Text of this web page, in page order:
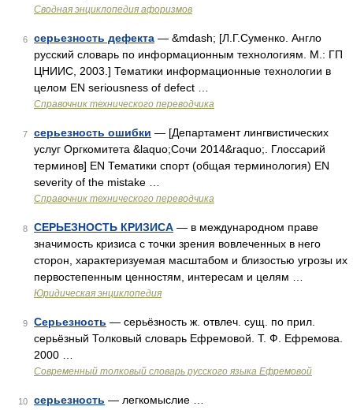
Сводная энциклопедия афоризмов
6 серьезность дефекта — &mdash; [Л.Г.Суменко. Англо
русский словарь по информационным технологиям. М.: ГП
ЦНИИС, 2003.] Тематики информационные технологии в
целом EN seriousness of defect …
Справочник технического переводчика
7 серьезность ошибки — [Департамент лингвистических
услуг Оргкомитета &laquo;Сочи 2014&raquo;. Глоссарий
терминов] EN Тематики спорт (общая терминология) EN
severity of the mistake …
Справочник технического переводчика
8 СЕРЬЕЗНОСТЬ КРИЗИСА — в международном праве
значимость кризиса с точки зрения вовлеченных в него
сторон, характеризуемая масштабом и близостью угрозы их
первостепенным ценностям, интересам и целям …
Юридическая энциклопедия
9 Серьезность — серьёзность ж. отвлеч. сущ. по прил.
серьёзный Толковый словарь Ефремовой. Т. Ф. Ефремова.
2000 …
Современный толковый словарь русского языка Ефремовой
10 серьезность — легкомыслие …